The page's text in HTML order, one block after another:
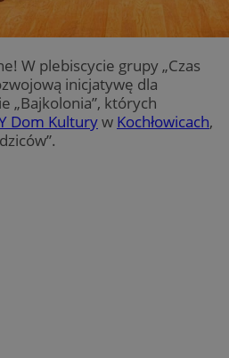
W plebiscycie grupy „Czas
inicjatywę dla
„Bajkolonia”, których
Dom Kulturyw Kochłowicach,